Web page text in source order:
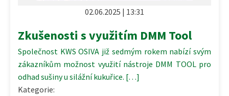
02.06.2025 | 13:31
Zkušenosti s využitím DMM Tool
Společnost KWS OSIVA již sedmým rokem nabízí svým
zákazníkům možnost využití nástroje DMM TOOL pro
odhad sušiny u silážní kukuřice. […]
Kategorie: